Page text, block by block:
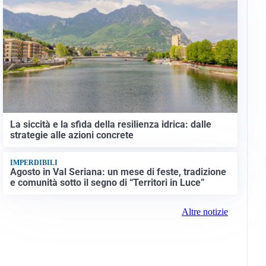
La siccità e la sfida della resilienza idrica: dalle
strategie alle azioni concrete
IMPERDIBILI
Agosto in Val Seriana: un mese di feste, tradizione
e comunità sotto il segno di “Territori in Luce”
Altre notizie